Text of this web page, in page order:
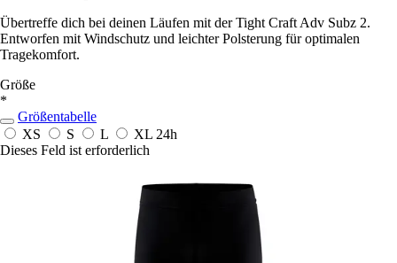
Übertreffe dich bei deinen Läufen mit der Tight Craft Adv Subz 2.
Entworfen mit Windschutz und leichter Polsterung für optimalen
Tragekomfort.
Größe
*
Größentabelle
XS
S L XL 24h
Dieses Feld ist erforderlich